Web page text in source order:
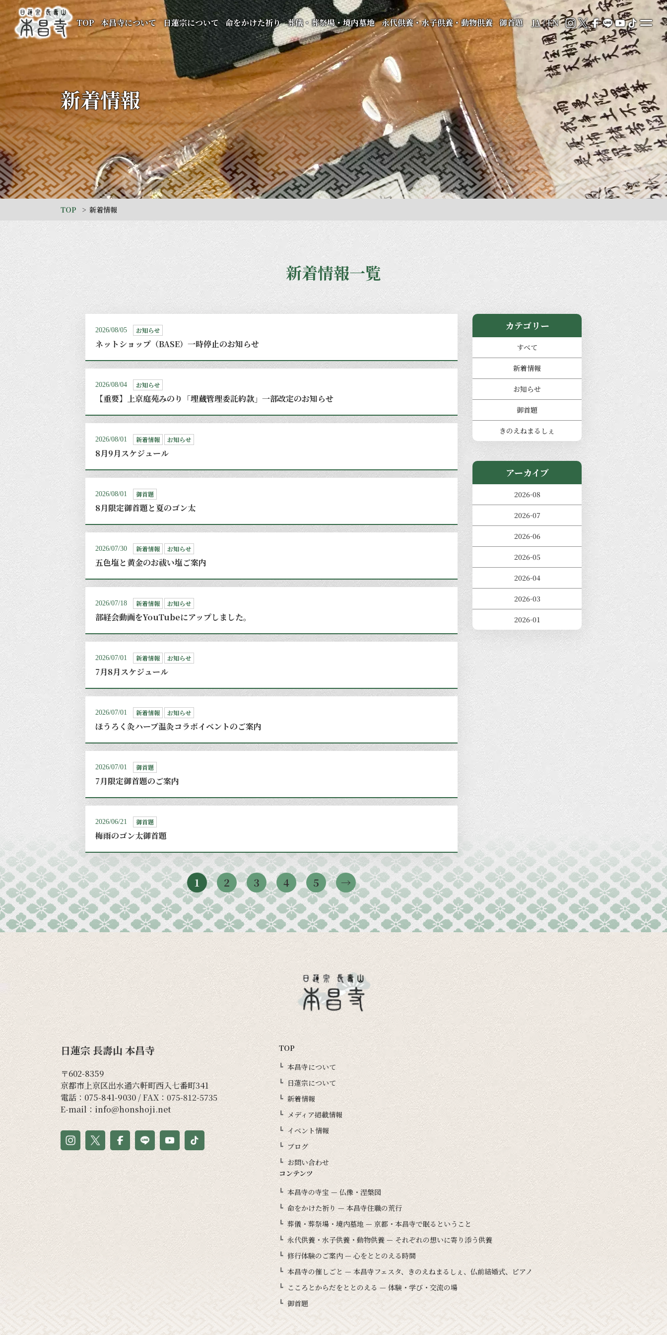
TOP 本昌寺について 日蓮宗について 命をかけた祈り 葬儀・葬祭場・境内墓地 永代供養・水子供養・動物供養 御首題 JA/EN
新着情報
TOP 新着情報
新着情報一覧
2026/08/05 お知らせ
ネットショップ（BASE）一時停止のお知らせ
2026/08/04 お知らせ
【重要】上京庭苑みのり「埋蔵管理委託約款」一部改定のお知らせ
2026/08/01 新着情報 お知らせ
8月9月スケジュール
2026/08/01 御首題
8月限定御首題と夏のゴン太
2026/07/30 新着情報 お知らせ
五色塩と黄金のお祓い塩ご案内
2026/07/18 新着情報 お知らせ
部経会動画をYouTubeにアップしました。
2026/07/01 新着情報 お知らせ
7月8月スケジュール
2026/07/01 新着情報 お知らせ
ほうろく灸ハーブ温灸コラボイベントのご案内
2026/07/01 御首題
7月限定御首題のご案内
2026/06/21 御首題
梅雨のゴン太御首題
1 2 3 4 5
カテゴリー
すべて
新着情報
お知らせ
御首題
きのえねまるしぇ
アーカイブ
2026-08
2026-07
2026-06
2026-05
2026-04
2026-03
2026-01
日蓮宗 長壽山 本昌寺
〒602-8359
京都市上京区出水通六軒町西入七番町341
電話： 075-841-9030/ FAX：075-812-5735
E-mail： info@honshoji.net
TOP
本昌寺について
日蓮宗について
新着情報
メディア掲載情報
イベント情報
ブログ
お問い合わせ
コンテンツ
本昌寺の寺宝 — 仏像・涅槃図
命をかけた祈り — 本昌寺住職の荒行
葬儀・葬祭場・境内墓地 — 京都・本昌寺で眠るということ
永代供養・水子供養・動物供養 — それぞれの想いに寄り添う供養
修行体験のご案内 — 心をととのえる時間
本昌寺の催しごと — 本昌寺フェスタ、きのえねまるしぇ、仏前結婚式、ピアノ
こころとからだをととのえる — 体験・学び・交流の場
御首題